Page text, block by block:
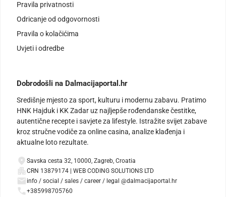
Pravila privatnosti
Odricanje od odgovornosti
Pravila o kolačićima
Uvjeti i odredbe
Dobrodošli na Dalmacijaportal.hr
Središnje mjesto za sport, kulturu i modernu zabavu. Pratimo
HNK Hajduk i KK Zadar uz najljepše rođendanske čestitke,
autentične recepte i savjete za lifestyle. Istražite svijet zabave
kroz stručne vodiče za online casina, analize klađenja i
aktualne loto rezultate.
Savska cesta 32, 10000, Zagreb, Croatia
CRN 13879174 | WEB CODING SOLUTIONS LTD
info / social / sales / career / legal @dalmacijaportal.hr
+385998705760